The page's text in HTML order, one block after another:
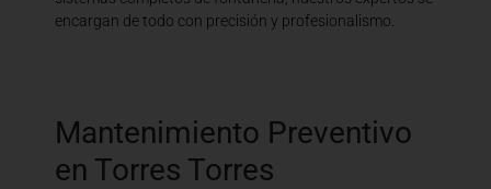
encargan de todo con precisión y profesionalismo.
Mantenimiento Preventivo
en Torres Torres